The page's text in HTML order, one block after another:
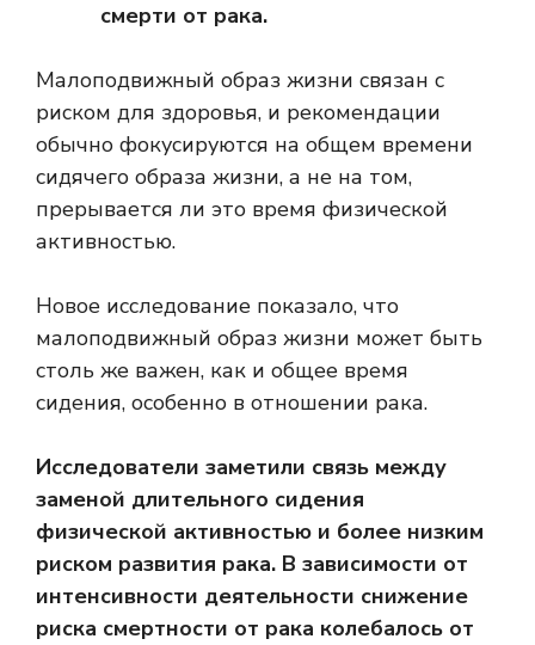
смерти от рака.
Малоподвижный образ жизни связан с
риском для здоровья, и рекомендации
обычно фокусируются на общем времени
сидячего образа жизни, а не на том,
прерывается ли это время физической
активностью.
Новое исследование показало, что
малоподвижный образ жизни может быть
столь же важен, как и общее время
сидения, особенно в отношении рака.
Исследователи заметили связь между
заменой длительного сидения
физической активностью и более низким
риском развития рака. В зависимости от
интенсивности деятельности снижение
риска смертности от рака колебалось от